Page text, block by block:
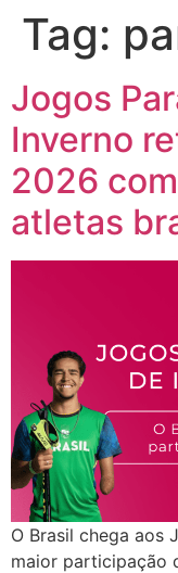
Tag:
Jogos
Inverno
2026
atletas
O Brasil chega aos
maior participação